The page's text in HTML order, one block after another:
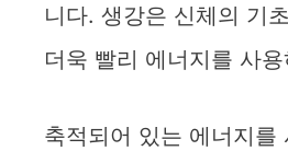
니다. 생강은 신체의 기
더욱 빨리 에너지를 사
축적되어 있는 에너지를